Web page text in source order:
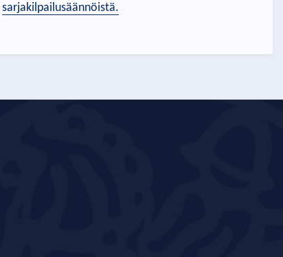
sarjakilpailusäännöistä.